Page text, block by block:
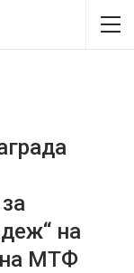
на
на МТФ